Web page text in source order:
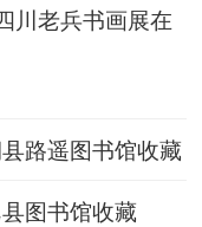
川老兵书画展在
路遥图书馆收藏
图书馆收藏